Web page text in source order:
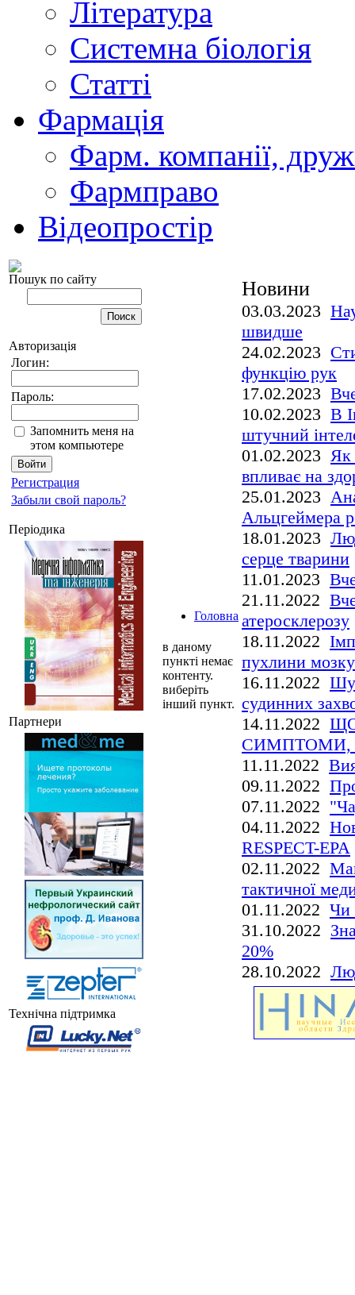
Література
Системна біологія
Статті
Фармація
Фарм. компанії,
Фармправо
Відеопростір
Пошук по сайту
Авторизація
Логин:
Пароль:
Запомнить меня на
этом компьютере
Регистрация
Забыли свой пароль?
Періодика
Партнери
Технічна підтримка
Головна
в даному
пункті немає
контенту.
виберіть
інший пункт.
Новини
03.03.2023
швидше
24.02.2023
функцію рук
17.02.2023
10.02.2023 В
штучний
01.02.2023 Як
впливає на
25.01.2023
Альцгеймера
18.01.2023
серце тварини
11.01.2023
21.11.2022
атеросклерозу
18.11.2022
пухлини мозку
16.11.2022
судинних
14.11.2022
СИМПТОМИ,
11.11.2022
09.11.2022
07.11.2022
04.11.2022
RESPECT-EPA
02.11.2022
тактичної
01.11.2022 Чи
31.10.2022
20%
28.10.2022